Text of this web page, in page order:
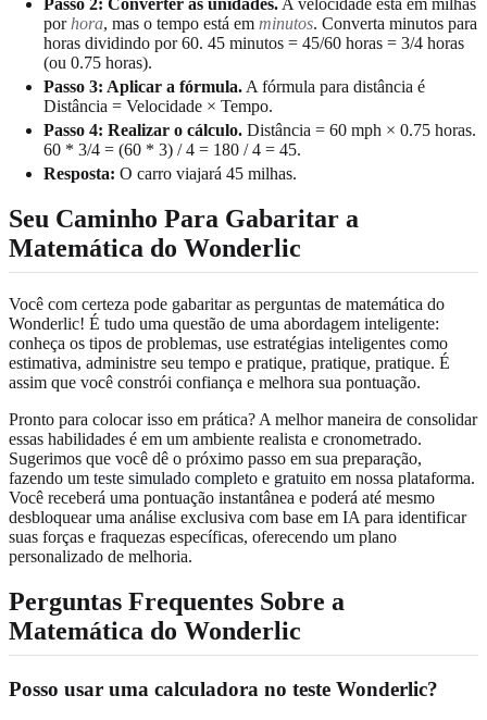
porhora, mas o tempo está em minutos. Converta minutos para
horas dividindo por 60. 45 minutos = 45/60 horas = 3/4 horas
(ou 0.75 horas).
Passo 3: Aplicar a fórmula. A fórmula para distância é
Distância = Velocidade × Tempo.
Passo 4: Realizar o cálculo. Distância = 60 mph × 0.75 horas.
60 * 3/4 = (60 * 3) / 4 = 180 / 4 = 45.
Resposta: O carro viajará 45 milhas.
Seu Caminho Para Gabaritar a
Matemática do Wonderlic
Você com certeza pode gabaritar as perguntas de matemática do
Wonderlic! É tudo uma questão de uma abordagem inteligente:
conheça os tipos de problemas, use estratégias inteligentes como
estimativa, administre seu tempo e pratique, pratique, pratique. É
assim que você constrói confiança e melhora sua pontuação.
Pronto para colocar isso em prática? A melhor maneira de consolidar
essas habilidades é em um ambiente realista e cronometrado.
Sugerimos que você dê o próximo passo em sua preparação,
fazendo um teste simulado completo e gratuito em nossa plataforma.
Você receberá uma pontuação instantânea e poderá até mesmo
desbloquear uma análise exclusiva com base em IA para identificar
suas forças e fraquezas específicas, oferecendo um plano
personalizado de melhoria.
Perguntas Frequentes Sobre a
Matemática do Wonderlic
Posso usar uma calculadora no teste Wonderlic?